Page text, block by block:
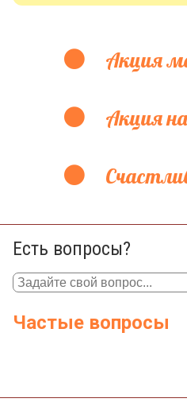
Акция
Акция
Есть вопросы?
Частые вопросы